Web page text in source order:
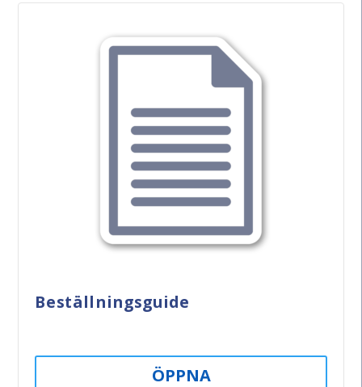
Beställningsguide
ÖPPNA